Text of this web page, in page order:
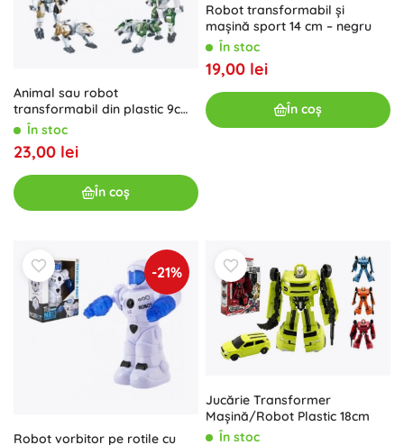
Animal sau robot
transformabil din plastic 9cm
în blister
În stoc
23,00 lei
În coș
Robot transformabil și
mașină sport 14 cm – negru
În stoc
19,00 lei
În coș
-21%
Robot vorbitor pe rotile cu
Jucărie Transformer
Mașină/Robot Plastic 18cm
În stoc